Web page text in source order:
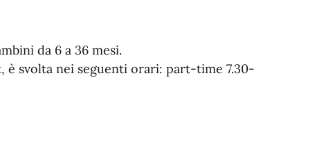
da 6 a 36 mesi.
svolta nei seguenti orari: part-time 7.30-